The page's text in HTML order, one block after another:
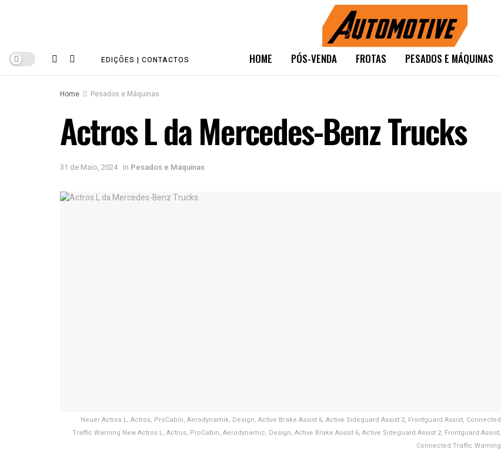
EDIÇÕES | CONTACTOS HOME PÓS-VENDA FROTAS PESADOS E MÁQUINAS
Home Pesados e Máquinas
Actros L da Mercedes-Benz Trucks
31 de Maio, 2024 in Pesados e Máquinas
Neuer Actros L, Actros, ProCabin, Aerodynamik, Design, Active Brake Assist 6, Active Sideguard Assist 2, Frontguard Assist, Connected
Traffic Warning New Actros L, Actros, ProCabin, Aerodynamic, Design, Active Brake Assist 6, Active Sideguard Assist 2, Frontguard Assist,
Connected Traffic Warning